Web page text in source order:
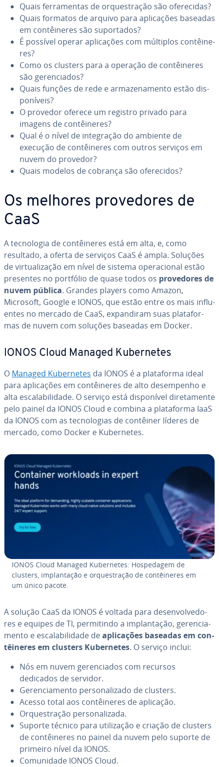
Quais fer­ra­men­tas de or­ques­tra­ção são ofe­re­ci­das?
Quais formatos de arquivo para apli­ca­ções baseadas
em con­têi­ne­res são su­por­ta­dos?
É possível operar apli­ca­ções com múltiplos con­têi­ne­
res?
Como os clusters para a operação de con­têi­ne­res
são ge­ren­ci­a­dos?
Quais funções de rede e ar­ma­ze­na­mento estão dis­
po­ní­veis?
O provedor oferece um registro privado para
imagens de con­têi­ne­res?
Qual é o nível de in­te­gra­ção do ambiente de
execução de con­têi­ne­res com outros serviços em
nuvem do provedor?
Quais modelos de cobrança são ofe­re­ci­dos?
Os melhores pro­ve­do­res de
CaaS
A tec­no­lo­gia de con­têi­ne­res está em alta, e, como
resultado, a oferta de serviços CaaS é ampla. Soluções
de vir­tu­a­li­za­ção em nível de sistema ope­ra­ci­o­nal estão
presentes no portfólio de quase todos os pro­ve­do­res de
nuvem pública. Grandes players como Amazon,
Microsoft, Google e IONOS, que estão entre os mais in­flu­
en­tes no mercado de CaaS, ex­pan­di­ram suas pla­ta­for­
mas de nuvem com soluções baseadas em Docker.
IONOS Cloud Managed Ku­ber­ne­tes
O Managed Ku­ber­ne­tes da IONOS é a pla­ta­forma ideal
para apli­ca­ções em con­têi­ne­res de alto de­sem­pe­nho e
alta es­ca­la­bi­li­dade. O serviço está dis­po­ní­vel di­re­ta­mente
pelo painel da IONOS Cloud e combina a pla­ta­forma IaaS
da IONOS com as tec­no­lo­gias de contêiner líderes de
mercado, como Docker e Ku­ber­ne­tes.
IONOS Cloud Managed Ku­ber­ne­tes: Hos­pe­da­gem de
clusters, im­plan­ta­ção e or­ques­tra­ção de con­têi­ne­res em
um único pacote.
A solução CaaS da IONOS é voltada para de­sen­vol­ve­do­
res e equipes de TI, per­mi­tindo a im­plan­ta­ção, ge­ren­ci­a­
mento e es­ca­la­bi­li­dade deapli­ca­ções baseadas em con­
têi­ne­res em clusters Ku­ber­ne­tes. O serviço inclui:
Nós em nuvem ge­ren­ci­a­dos com recursos
dedicados de servidor.
Ge­ren­ci­a­mento per­so­na­li­zado de clusters.
Acesso total aos con­têi­ne­res de aplicação.
Or­ques­tra­ção per­so­na­li­zada.
Suporte técnico para uti­li­za­ção e criação de clusters
de con­têi­ne­res no painel da nuvem pelo suporte de
primeiro nível da IONOS.
Co­mu­ni­dade IONOS Cloud.